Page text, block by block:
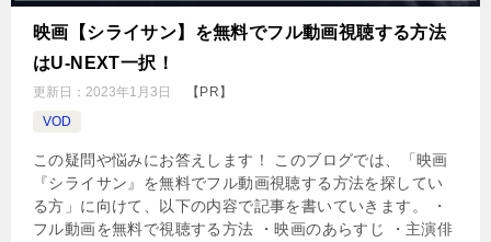
映画【シライサン】を無料でフル動画視聴する方法
はU-NEXT一択！
更新日： 2023年1月3日
VOD
【PR】
この疑問や悩みにお答えします！ このブログでは、「映画
『シライサン』を無料でフル動画視聴する方法を探してい
る方」に向けて、以下の内容で記事を書いていきます。 ・
フル動画を無料で視聴する方法 ・映画のあらすじ ・主演俳